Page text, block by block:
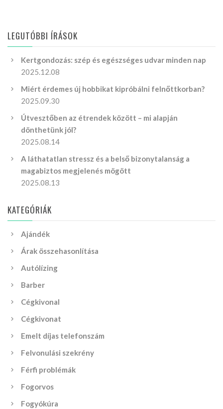
LEGUTÓBBI ÍRÁSOK
Kertgondozás: szép és egészséges udvar minden nap
2025.12.08
Miért érdemes új hobbikat kipróbálni felnőttkorban?
2025.09.30
Útvesztőben az étrendek között – mi alapján
dönthetünk jól?
2025.08.14
A láthatatlan stressz és a belső bizonytalanság a
magabiztos megjelenés mögött
2025.08.13
KATEGÓRIÁK
Ajándék
Árak összehasonlítása
Autólízing
Barber
Cégkivonal
Cégkivonat
Emelt díjas telefonszám
Felvonulási szekrény
Férfi problémák
Fogorvos
Fogyókúra